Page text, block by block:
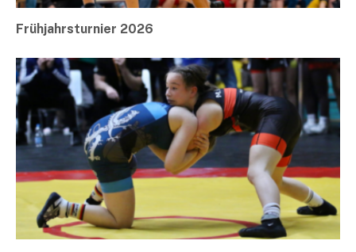
Frühjahrsturnier 2026